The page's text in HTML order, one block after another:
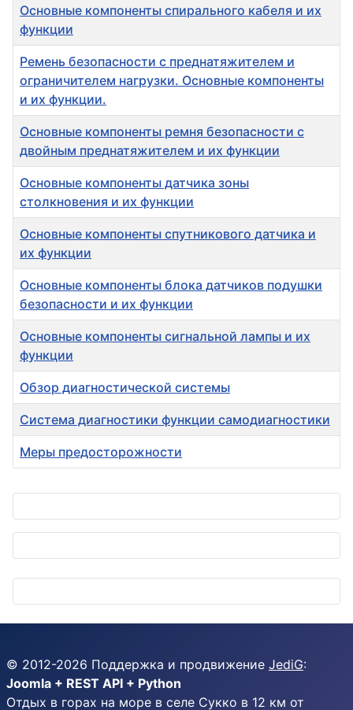
Основные компоненты спирального кабеля и их
функции
Ремень безопасности с преднатяжителем и
ограничителем нагрузки. Основные компоненты
и их функции.
Основные компоненты ремня безопасности с
двойным преднатяжителем и их функции
Основные компоненты датчика зоны
столкновения и их функции
Основные компоненты спутникового датчика и
их функции
Основные компоненты блока датчиков подушки
безопасности и их функции
Основные компоненты сигнальной лампы и их
функции
Обзор диагностической системы
Система диагностики функции самодиагностики
Меры предосторожности
© 2012-2026 Поддержка и продвижение JediG:
Joomla + REST API + Python
Отдых в горах на море в селе Сукко в 12 км от